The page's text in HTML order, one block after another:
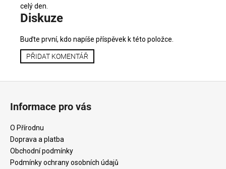
celý den.
Diskuze
Buďte první, kdo napíše příspěvek k této položce.
PŘIDAT KOMENTÁŘ
Informace pro vás
O Přírodnu
Doprava a platba
Obchodní podmínky
Podmínky ochrany osobních údajů